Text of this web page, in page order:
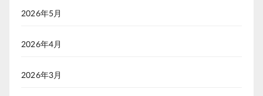
2026年5月
2026年4月
2026年3月